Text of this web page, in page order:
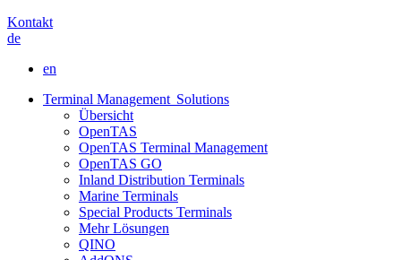
Kontakt
de
en
Terminal Management Solutions
Übersicht
OpenTAS
OpenTAS Terminal Management
OpenTAS GO
Inland Distribution Terminals
Marine Terminals
Special Products Terminals
Mehr Lösungen
QINO